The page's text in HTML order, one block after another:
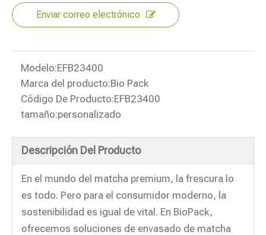
Enviar correo electrónico
Modelo:EFB23400
Marca del producto:Bio Pack
Código De Producto:EFB23400
tamaño:personalizado
Descripción Del Producto
En el mundo del matcha premium, la frescura lo
es todo. Pero para el consumidor moderno, la
sostenibilidad es igual de vital. En BioPack,
ofrecemos soluciones de envasado de matcha